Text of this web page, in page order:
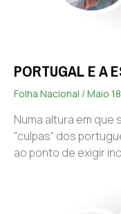
PORTUGAL E A
Folha Nacional Maio
Numa altura em que
“culpas” dos
ao ponto de exigir